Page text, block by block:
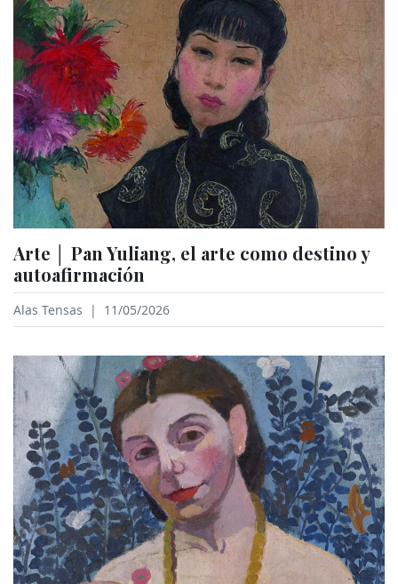
Arte │ Pan Yuliang, el arte como destino y
autoafirmación
Alas Tensas | 11/05/2026